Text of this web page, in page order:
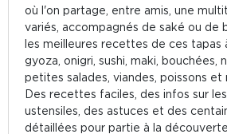
où l'on partage, entre amis, une
variés, accompagnés de saké ou de
les meilleures recettes de ces tapas
gyoza, onigri, sushi, maki, bouchées,
petites salades, viandes, poissons et
Des recettes faciles, des infos sur
ustensiles, des astuces et des
détaillées pour partie à la